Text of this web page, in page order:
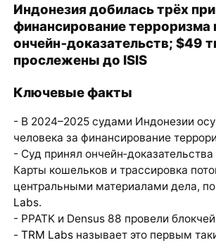
Индонезия добилась трёх
финансирование терроризма
ончейн‑доказательств; $49
прослежены до ISIS
Ключевые факты
- В 2024–2025 судами Индонезии
человека за финансирование
- Суд принял
Карты кошельков и трассировка
центральными материалами дела,
Labs.
- PPATK и Densus 88 провели
- TRM Labsназывает это первым